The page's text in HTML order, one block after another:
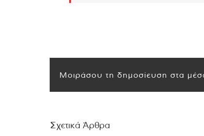
Μοιράσου τη δημοσίευση στα
Σχετικά Άρθρα